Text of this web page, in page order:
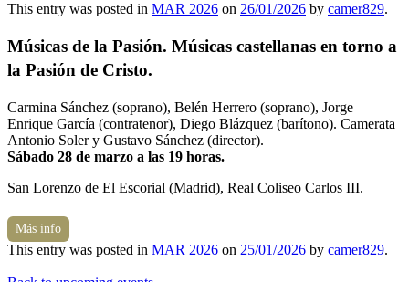
This entry was posted in MAR 2026 on 26/01/2026 by camer829.
Músicas de la Pasión. Músicas castellanas en torno a
la Pasión de Cristo.
Carmina Sánchez (soprano), Belén Herrero (soprano), Jorge
Enrique García (contratenor), Diego Blázquez (barítono). Camerata
Antonio Soler y Gustavo Sánchez (director).
Sábado 28 de marzo a las 19 horas.
San Lorenzo de El Escorial (Madrid), Real Coliseo Carlos III.
Más info
This entry was posted in MAR 2026 on 25/01/2026 by camer829.